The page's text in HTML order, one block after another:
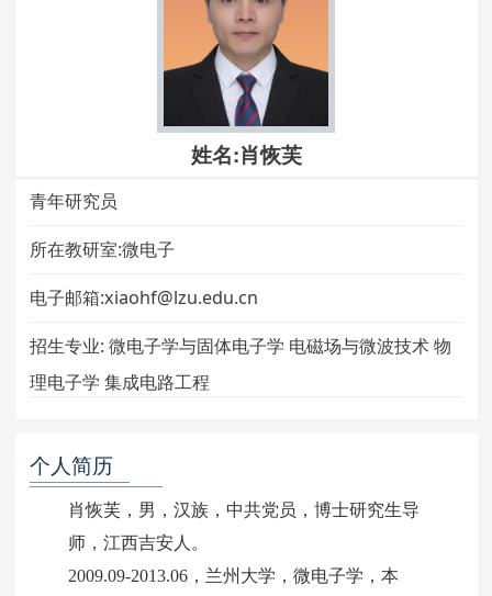
姓名:肖恢芙
青年研究员
所在教研室:微电子
电子邮箱:xiaohf@lzu.edu.cn
招生专业: 微电子学与固体电子学 电磁场与微波技术 物
理电子学 集成电路工程
个人简历
肖恢芙，男，汉族，中共党员，博士研究生导
师，江西吉安人。
2009.09-2013.06，兰州大学，微电子学，本